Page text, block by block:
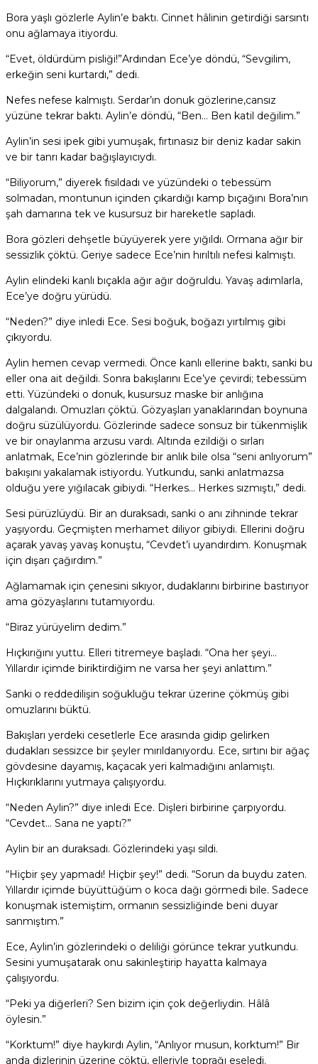
Bora yaşlı gözlerle Aylin’e baktı. Cinnet hâlinin getirdiği sarsıntı
onu ağlamaya itiyordu.
“Evet, öldürdüm pisliği!”Ardından Ece’ye döndü, “Sevgilim,
erkeğin seni kurtardı,” dedi.
Nefes nefese kalmıştı. Serdar’ın donuk gözlerine,cansız
yüzüne tekrar baktı. Aylin’e döndü, “Ben… Ben katil değilim.”
Aylin’in sesi ipek gibi yumuşak, fırtınasız bir deniz kadar sakin
ve bir tanrı kadar bağışlayıcıydı.
“Biliyorum,” diyerek fısıldadı ve yüzündeki o tebessüm
solmadan, montunun içinden çıkardığı kamp bıçağını Bora’nın
şah damarına tek ve kusursuz bir hareketle sapladı.
Bora gözleri dehşetle büyüyerek yere yığıldı. Ormana ağır bir
sessizlik çöktü. Geriye sadece Ece’nin hırıltılı nefesi kalmıştı.
Aylin elindeki kanlı bıçakla ağır ağır doğruldu. Yavaş adımlarla,
Ece’ye doğru yürüdü.
“Neden?” diye inledi Ece. Sesi boğuk, boğazı yırtılmış gibi
çıkıyordu.
Aylin hemen cevap vermedi. Önce kanlı ellerine baktı, sanki bu
eller ona ait değildi. Sonra bakışlarını Ece’ye çevirdi; tebessüm
etti. Yüzündeki o donuk, kusursuz maske bir anlığına
dalgalandı. Omuzları çöktü. Gözyaşları yanaklarından boynuna
doğru süzülüyordu. Gözlerinde sadece sonsuz bir tükenmişlik
ve bir onaylanma arzusu vardı. Altında ezildiği o sırları
anlatmak, Ece’nin gözlerinde bir anlık bile olsa “seni anlıyorum”
bakışını yakalamak istiyordu. Yutkundu, sanki anlatmazsa
olduğu yere yığılacak gibiydi. “Herkes… Herkes sızmıştı,” dedi.
Sesi pürüzlüydü. Bir an duraksadı, sanki o anı zihninde tekrar
yaşıyordu. Geçmişten merhamet diliyor gibiydi. Ellerini doğru
açarak yavaş yavaş konuştu, “Cevdet’i uyandırdım. Konuşmak
için dışarı çağırdım.”
Ağlamamak için çenesini sıkıyor, dudaklarını birbirine bastırıyor
ama gözyaşlarını tutamıyordu.
“Biraz yürüyelim dedim.”
Hıçkırığını yuttu. Elleri titremeye başladı. “Ona her şeyi…
Yıllardır içimde biriktirdiğim ne varsa her şeyi anlattım.”
Sanki o reddedilişin soğukluğu tekrar üzerine çökmüş gibi
omuzlarını büktü.
Bakışları yerdeki cesetlerle Ece arasında gidip gelirken
dudakları sessizce bir şeyler mırıldanıyordu. Ece, sırtını bir ağaç
gövdesine dayamış, kaçacak yeri kalmadığını anlamıştı.
Hıçkırıklarını yutmaya çalışıyordu.
“Neden Aylin?” diye inledi Ece. Dişleri birbirine çarpıyordu.
“Cevdet… Sana ne yaptı?”
Aylin bir an duraksadı. Gözlerindeki yaşı sildi.
“Hiçbir şey yapmadı! Hiçbir şey!” dedi. “Sorun da buydu zaten.
Yıllardır içimde büyüttüğüm o koca dağı görmedi bile. Sadece
konuşmak istemiştim, ormanın sessizliğinde beni duyar
sanmıştım.”
Ece, Aylin’in gözlerindeki o deliliği görünce tekrar yutkundu.
Sesini yumuşatarak onu sakinleştirip hayatta kalmaya
çalışıyordu.
“Peki ya diğerleri? Sen bizim için çok değerliydin. Hâlâ
öylesin.”
“Korktum!” diye haykırdı Aylin, “Anlıyor musun, korktum!” Bir
anda dizlerinin üzerine çöktü, elleriyle toprağı eşeledi.